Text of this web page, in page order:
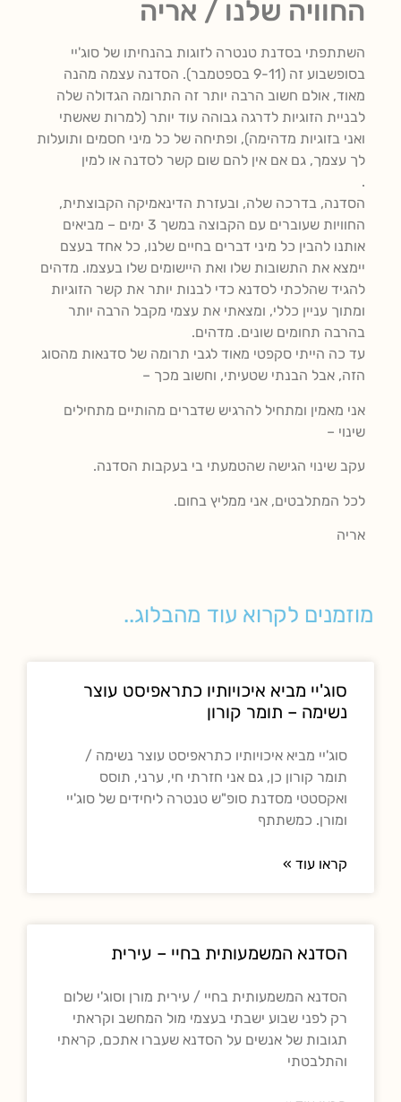
החוויה שלנו / אריה
השתתפתי בסדנת טנטרה לזוגות בהנחיתו של סוג'יי
בסופשבוע זה (9-11 בספטמבר). הסדנה עצמה מהנה
מאוד, אולם חשוב הרבה יותר זה התרומה הגדולה שלה
לבניית הזוגיות לדרגה גבוהה עוד יותר (למרות שאשתי
ואני בזוגיות מדהימה), ופתיחה של כל מיני חסמים ותועלות
לך עצמך, גם אם אין להם שום קשר לסדנה או למין
.
הסדנה, בדרכה שלה, ובעזרת הדינאמיקה הקבוצתית,
החוויות שעוברים עם הקבוצה במשך 3 ימים – מביאים
אותנו להבין כל מיני דברים בחיים שלנו, כל אחד בעצם
יימצא את התשובות שלו ואת היישומים שלו בעצמו. מדהים
להגיד שהלכתי לסדנא כדי לבנות יותר את קשר הזוגיות
ומתוך עניין כללי, ומצאתי את עצמי מקבל הרבה יותר
בהרבה תחומים שונים. מדהים.
עד כה הייתי סקפטי מאוד לגבי תרומה של סדנאות מהסוג
הזה, אבל הבנתי שטעיתי, וחשוב מכך –
אני מאמין ומתחיל להרגיש שדברים מהותיים מתחילים
שינוי –
עקב שינוי הגישה שהטמעתי בי בעקבות הסדנה.
לכל המתלבטים, אני ממליץ בחום.
אריה
מוזמנים לקרוא עוד מהבלוג..
סוג'יי מביא איכויותיו כתראפיסט עוצר
נשימה – תומר קורון
סוג'יי מביא איכויותיו כתראפיסט עוצר נשימה /
תומר קורון כן, גם אני חזרתי חי, ערני, תוסס
ואקסטטי מסדנת סופ"ש טנטרה ליחידים של סוג'יי
ומורן. כמשתתף
קראו עוד »
הסדנא המשמעותית בחיי – עירית
הסדנא המשמעותית בחיי / עירית מורן וסוג'י שלום
רק לפני שבוע ישבתי בעצמי מול המחשב וקראתי
תגובות של אנשים על הסדנא שעברו אתכם, קראתי
והתלבטתי